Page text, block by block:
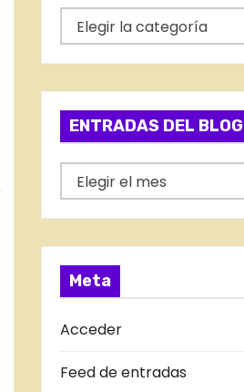
a
t
e
o
í
a
s
ENTRADAS DEL BLOG
N
T
R
D
A
D
Meta
Acceder
Feed de entradas